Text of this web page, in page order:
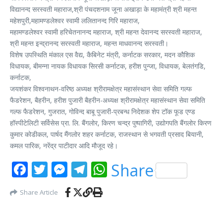
विद्यानन्द सरस्वती महाराज,श्री पंचदशनाम जूना अखाड़ा के महामंत्री श्री महन्त
महेशपुरी,महामण्डलेश्वर स्वामी ललितानन्द गिरि महाराज,
महामण्डलेश्वर स्वामी हरिचेतनानन्द महाराज, श्री महन्त देवानन्द सरस्वती महाराज,
श्री महन्त इन्द्रानन्द सरस्वती महाराज, महन्त माधवानन्द सरस्वती।
विशेष उपस्थिति मंकाल एस वैद्य, कैबिनेट मंत्री, कर्नाटक सरकार, मदन कौशिक
विधायक, बीमन्ना नायक विधायक सिरसी कर्नाटक, हरीश पुन्जा, विधायक, बेलतंगडि,
कर्नाटक,
जयशंकर विश्वनाथन-वरिष्ठ अध्यक्ष श्रीरामक्षेत्र महासंस्थान सेवा समिति गल्फ
फैडरेशन, बैहरीन, हरीश पुजारी बैहरीन-अध्यक्ष श्रीरामक्षेत्र महासंस्थान सेवा समिति
गल्फ फैडरेशन, गुजरात, गोविन्द बाबू पुजारी-प्रबन्ध निदेशक शेप टॉक फूड एण्ड
हॉस्पीटेलिटी सर्विसेस प्रा. लि. बैंगलोर, किरण चन्द्र पुष्पागिरी, उद्योगपति बैंगलोर किरण
कुमार कोडीकल, पार्षद मैंगलोर शहर कर्नाटक, राजस्थान से भगवती प्रसाद बियानी,
कमल पारिक, नरेंद्र पाटीदार आदि मौजूद रहे।
Facebook
Twitter
Messenger
Telegram
WhatsApp
Share
Share Article